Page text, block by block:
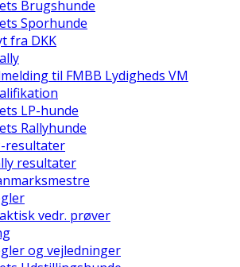
Brugshunde
Sporhunde
fra DKK
til FMBB Lydigheds VM
LP-hunde
Rallyhunde
resultater
resultater
vedr. prøver
og vejledninger